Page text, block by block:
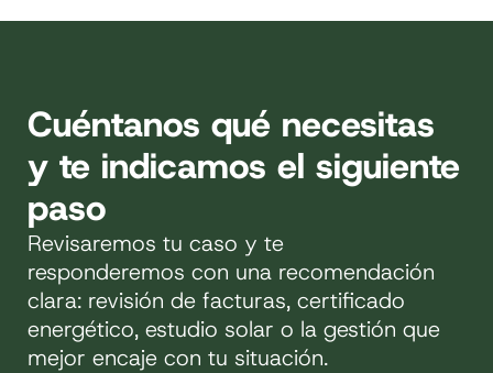
Cuéntanos qué necesitas
y te indicamos el siguiente
paso
Revisaremos tu caso y te
responderemos con una recomendación
clara: revisión de facturas, certificado
energético, estudio solar o la gestión que
mejor encaje con tu situación.